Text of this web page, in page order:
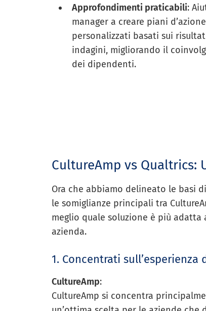
Approfondimenti praticabili:
manager a creare piani d’azione
personalizzati basati sui
indagini, migliorando il
dei dipendenti.
CultureAmp vs Qualtrics:
Ora che abbiamo delineato le basi
le somiglianze principali tra
meglio quale soluzione è più
azienda.
1. Concentrati
CultureAmp:
CultureAmp si concentra